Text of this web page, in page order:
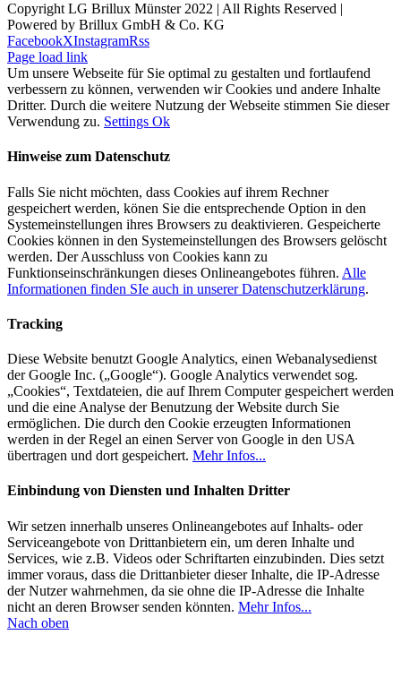
Copyright LG Brillux Münster 2022 | All Rights Reserved |
Powered by Brillux GmbH & Co. KG
FacebookXInstagramRss
Page load link
Um unsere Webseite für Sie optimal zu gestalten und fortlaufend
verbessern zu können, verwenden wir Cookies und andere Inhalte
Dritter. Durch die weitere Nutzung der Webseite stimmen Sie dieser
Verwendung zu. Settings Ok
Hinweise zum Datenschutz
Falls Sie nicht möchten, dass Cookies auf ihrem Rechner
gespeichert werden, könen Sie die entsprechende Option in den
Systemeinstellungen ihres Browsers zu deaktivieren. Gespeicherte
Cookies können in den Systemeinstellungen des Browsers gelöscht
werden. Der Ausschluss von Cookies kann zu
Funktionseinschränkungen dieses Onlineangebotes führen. Alle
Informationen finden SIe auch in unserer Datenschutzerklärung.
Tracking
Diese Website benutzt Google Analytics, einen Webanalysedienst
der Google Inc. („Google“). Google Analytics verwendet sog.
„Cookies“, Textdateien, die auf Ihrem Computer gespeichert werden
und die eine Analyse der Benutzung der Website durch Sie
ermöglichen. Die durch den Cookie erzeugten Informationen
werden in der Regel an einen Server von Google in den USA
übertragen und dort gespeichert. Mehr Infos...
Einbindung von Diensten und Inhalten Dritter
Wir setzen innerhalb unseres Onlineangebotes auf Inhalts- oder
Serviceangebote von Drittanbietern ein, um deren Inhalte und
Services, wie z.B. Videos oder Schriftarten einzubinden. Dies setzt
immer voraus, dass die Drittanbieter dieser Inhalte, die IP-Adresse
der Nutzer wahrnehmen, da sie ohne die IP-Adresse die Inhalte
nicht an deren Browser senden könnten. Mehr Infos...
Nach oben